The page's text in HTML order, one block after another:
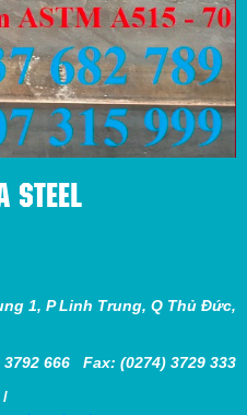
STEEL
1, P Linh Trung, Q Thủ Đức,
666 Fax: (0274) 3729 333
/